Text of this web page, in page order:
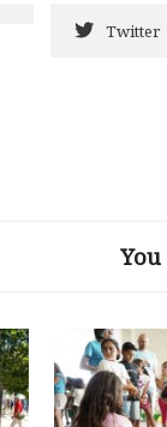
Twitter